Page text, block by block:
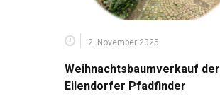
2. November 2025
Weihnachtsbaumverkauf der
Eilendorfer Pfadfinder